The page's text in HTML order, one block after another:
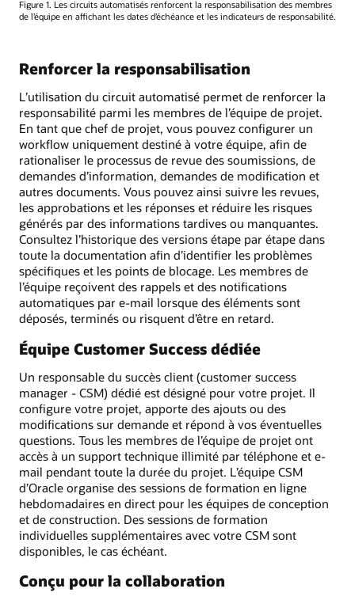
Figure 1. Les circuits automatisés renforcent la responsabilisation des membres
de l’équipe en affichant les dates d’échéance et les indicateurs de responsabilité.
Renforcer la responsabilisation
L’utilisation du circuit automatisé permet de renforcer la
responsabilité parmi les membres de l’équipe de projet.
En tant que chef de projet, vous pouvez configurer un
workflow uniquement destiné à votre équipe, afin de
rationaliser le processus de revue des soumissions, de
demandes d’information, demandes de modification et
autres documents. Vous pouvez ainsi suivre les revues,
les approbations et les réponses et réduire les risques
générés par des informations tardives ou manquantes.
Consultez l’historique des versions étape par étape dans
toute la documentation afin d’identifier les problèmes
spécifiques et les points de blocage. Les membres de
l’équipe reçoivent des rappels et des notifications
automatiques par e-mail lorsque des éléments sont
déposés, terminés ou risquent d’être en retard.
Équipe Customer Success dédiée
Un responsable du succès client (customer success
manager - CSM) dédié est désigné pour votre projet. Il
configure votre projet, apporte des ajouts ou des
modifications sur demande et répond à vos éventuelles
questions. Tous les membres de l’équipe de projet ont
accès à un support technique illimité par téléphone et e-
mail pendant toute la durée du projet. L’équipe CSM
d’Oracle organise des sessions de formation en ligne
hebdomadaires en direct pour les équipes de conception
et de construction. Des sessions de formation
individuelles supplémentaires avec votre CSM sont
disponibles, le cas échéant.
Conçu pour la collaboration